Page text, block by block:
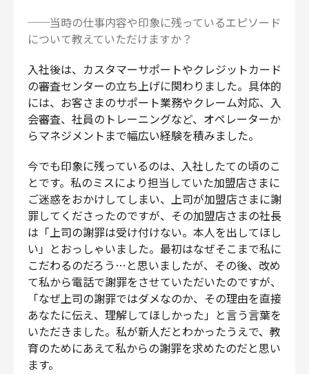
──当時の仕事内容や印象に残っているエピソード
について教えていただけますか？
入社後は、カスタマーサポートやクレジットカード
の審査センターの立ち上げに関わりました。具体的
には、お客さまのサポート業務やクレーム対応、入
会審査、社員のトレーニングなど、オペレーターか
らマネジメントまで幅広い経験を積みました。
今でも印象に残っているのは、入社したての頃のこ
とです。私のミスにより担当していた加盟店さまに
ご迷惑をおかけしてしまい、上司が加盟店さまに謝
罪してくださったのですが、その加盟店さまの社長
は「上司の謝罪は受け付けない。本人を出してほし
い」とおっしゃいました。最初はなぜそこまで私に
こだわるのだろう…と思いましたが、その後、改め
て私から電話で謝罪をさせていただいたのですが、
「なぜ上司の謝罪ではダメなのか、その理由を直接
あなたに伝え、理解してほしかった」と言う言葉を
いただきました。私が新人だとわかったうえで、教
育のためにあえて私からの謝罪を求めたのだと思い
ます。